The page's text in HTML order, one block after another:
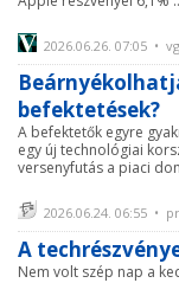
2026.06.26. 07:05 •
befektetések?
A befektetők egyre
egy új technológiai
versenyfutás a piaci
2026.06.24. 06:55 •
A
Nem volt szép nap a